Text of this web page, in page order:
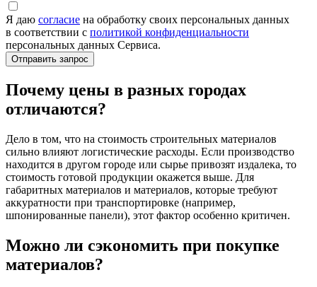
Я даю согласие на обработку своих персональных данных
в соответствии с политикой конфиденциальности
персональных данных Сервиса.
Почему цены в разных городах
отличаются?
Дело в том, что на стоимость строительных материалов
сильно влияют логистические расходы. Если производство
находится в другом городе или сырье привозят издалека, то
стоимость готовой продукции окажется выше. Для
габаритных материалов и материалов, которые требуют
аккуратности при транспортировке (например,
шпонированные панели), этот фактор особенно критичен.
Можно ли сэкономить при покупке
материалов?